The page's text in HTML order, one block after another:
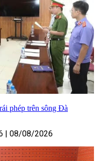
phép trên sông Đà
| 08/08/2026